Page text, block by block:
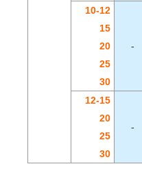
10-12
-
15
20
25
30
12-15
-
20
25
30